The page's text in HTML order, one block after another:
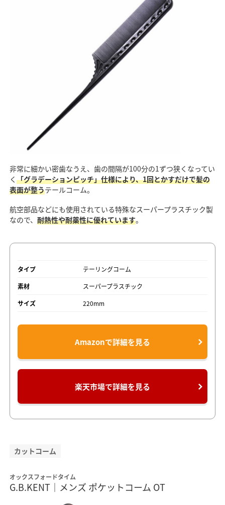
非常に細かい密歯なうえ、歯の間隔が100分の1ずつ狭くなってい
く 「グラデーションピッチ」仕様により、1回とかすだけで髪の
表面が整うテールコーム。
航空部品などにも使用されている特殊なスーパープラスチック製
なので、 耐熱性や耐薬性に優れています。
タイプ
テーリングコーム
素材
スーパープラスチック
サイズ
220mm
Amazonで詳細を見る
楽天市場で詳細を見る
カットコーム
オックスフォードタイム
G.B.KENT｜メンズ ポケットコーム OT